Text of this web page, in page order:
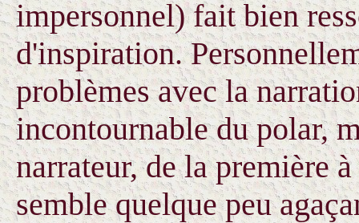
impersonnel) fait bien
d'inspiration.
problèmes avec la
incontournable du polar,
narrateur, de la première
semble quelque peu